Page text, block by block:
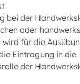
bei der
oder
für die
Eintragung in die
der